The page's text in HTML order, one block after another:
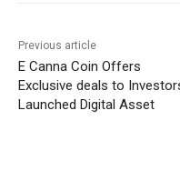
Previous article
E Canna Coin Offers
Exclusive deals to
Launched Digital Asset